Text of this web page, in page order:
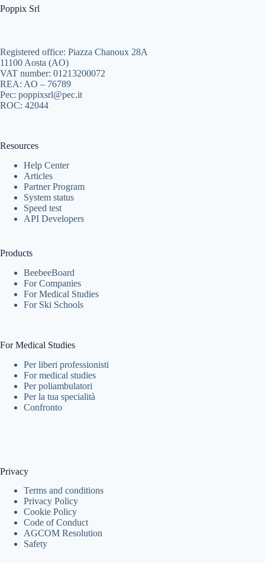
Poppix Srl
Registered office: Piazza Chanoux 28A
11100 Aosta (AO)
VAT number: 01213200072
REA: AO – 76789
Pec: poppixsrl@pec.it
ROC: 42044
Resources
Help Center
Articles
Partner Program
System status
Speed test
API Developers
Products
BeebeeBoard
For Companies
For Medical Studies
For Ski Schools
For Medical Studies
Per liberi professionisti
For medical studies
Per poliambulatori
Per la tua specialità
Confronto
Privacy
Terms and conditions
Privacy Policy
Cookie Policy
Code of Conduct
AGCOM Resolution
Safety